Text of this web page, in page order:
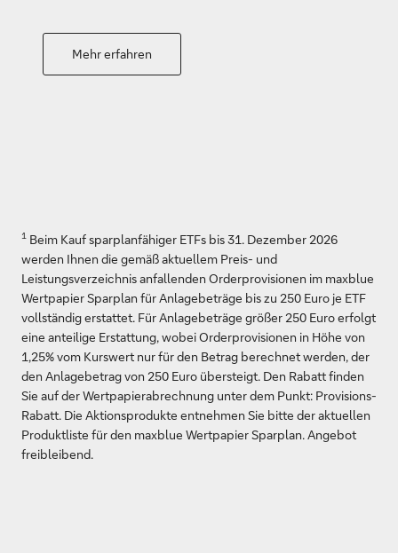
Mehr erfahren
1 Beim Kauf sparplanfähiger ETFs bis 31. Dezember 2026
werden Ihnen die gemäß aktuellem Preis- und
Leistungsverzeichnis anfallenden Orderprovisionen im maxblue
Wertpapier Sparplan für Anlagebeträge bis zu 250 Euro je ETF
vollständig erstattet. Für Anlagebeträge größer 250 Euro erfolgt
eine anteilige Erstattung, wobei Orderprovisionen in Höhe von
1,25% vom Kurswert nur für den Betrag berechnet werden, der
den Anlagebetrag von 250 Euro übersteigt. Den Rabatt finden
Sie auf der Wertpapierabrechnung unter dem Punkt: Provisions-
Rabatt. Die Aktionsprodukte entnehmen Sie bitte der aktuellen
Produktliste für den maxblue Wertpapier Sparplan. Angebot
freibleibend.